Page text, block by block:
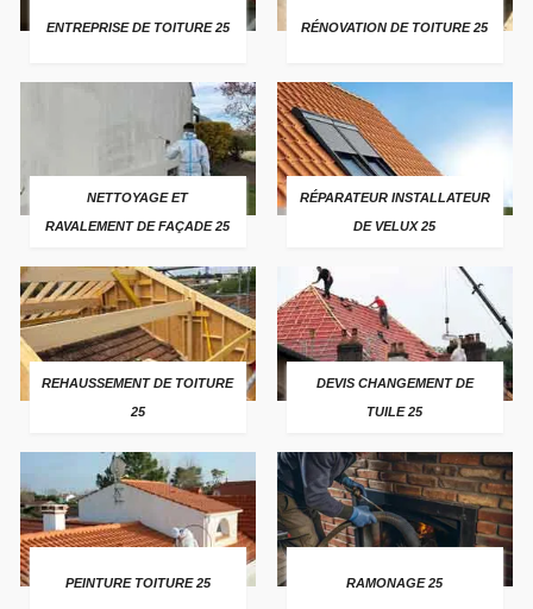
ENTREPRISE DE TOITURE 25 RÉNOVATION DE TOITURE 25
NETTOYAGE ET
RAVALEMENT DE FAÇADE 25
RÉPARATEUR INSTALLATEUR
DE VELUX 25
REHAUSSEMENT DE TOITURE
25
DEVIS CHANGEMENT DE
TUILE 25
PEINTURE TOITURE 25 RAMONAGE 25